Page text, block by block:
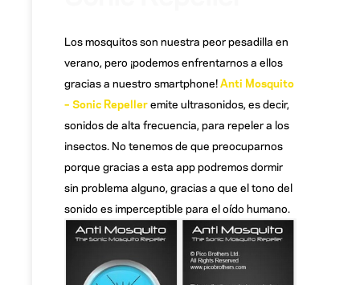
Los mosquitos son nuestra peor pesadilla en
verano, pero ¡podemos enfrentarnos a ellos
gracias a nuestro smartphone!Anti Mosquito
– Sonic Repelleremite ultrasonidos, es decir,
sonidos de alta frecuencia, para repeler a los
insectos. No tenemos de que preocuparnos
porque gracias a esta app podremos dormir
sin problema alguno, gracias a que el tono del
sonido es imperceptible para el oído humano.